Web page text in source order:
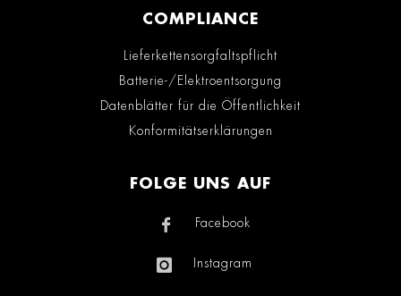
COMPLIANCE
Lieferkettensorgfaltspflicht
Batterie-/Elektroentsorgung
Datenblätter für die Öffentlichkeit
Konformitätserklärungen
FOLGE UNS AUF
Facebook
Instagram